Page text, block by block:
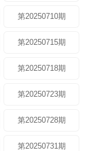
第20250710期
第20250715期
第20250718期
第20250723期
第20250728期
第20250731期